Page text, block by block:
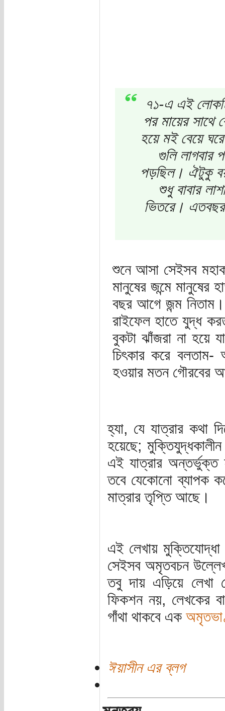
৭১-এ এই
পর মায়ের সাথে
হয়ে মই বেয়ে
গুলি লাগবার
পড়ছিল। ঐটুকু
শুধু বাবার
ভিতরে।
শুনে আসা সেইসব
মানুষের জন্মে
বছর আগে জন্ম
রাইফেল হাতে যুদ্ধ
বুকটা ঝাঁজরা না হয়ে
চিৎকার করে বলতাম-
হওয়ার মতন গৌরবের
হ্যা, যে যাত্রার কথা
হয়েছে; মুক্তিযুদ্ধকালীন
এই যাত্রার অন্তর্ভুক্ত
তবে যেকোনো ব্যাপক
মাত্রার তৃপ্তি আছে।
এই লেখায়
সেইসব অমৃতবচন
তবু দায় এড়িয়ে লেখা
ফিকশন নয়, লেখকের
গাঁথা থাকবে এক
ঈয়াসীন এর ব্লগ